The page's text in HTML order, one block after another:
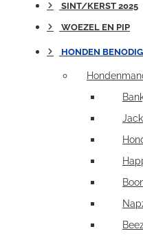
SINT/KERST 2025
WOEZEL EN PIP
HONDEN